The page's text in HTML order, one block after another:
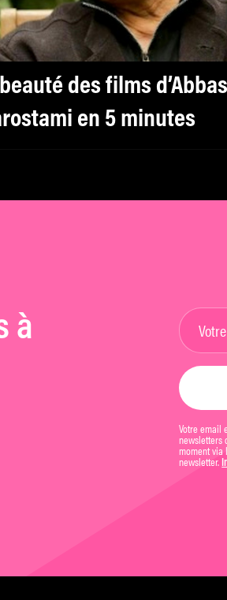
des films d’Abbas
en 5 minutes
à
Votre email
newsletters
moment via
newsletter.